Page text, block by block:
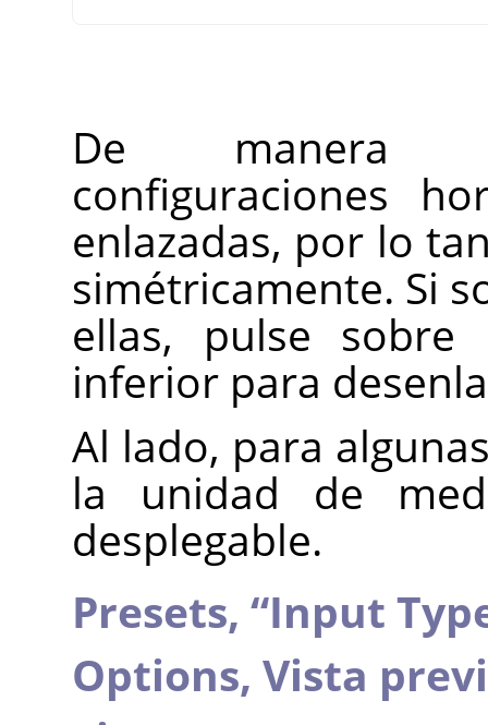
De manera
configuraciones
enlazadas, por lo
simétricamente. Si
ellas, pulse
inferior para
Al lado, para
la unidad de
desplegable.
Presets, “Input
Options, Vista